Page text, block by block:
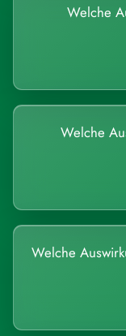
Welche
Welche
Welche